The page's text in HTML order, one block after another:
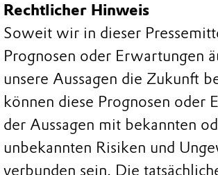
Rechtlicher Hinweis
Soweit wir in dieser
Prognosen oder Erwartungen
unsere Aussagen die Zukunft
können diese Prognosen oder
der Aussagen mit bekannten
unbekannten Risiken und
verbunden sein. Die